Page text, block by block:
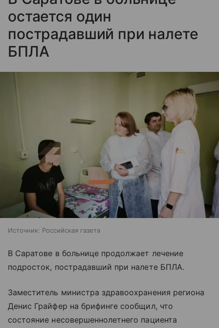
остается один
пострадавший при налете
БПЛА
Источник: Российская газета
В Саратове в больнице продолжает лечение
подросток, пострадавший при налете БПЛА.
Заместитель министра здравоохранения региона
Денис Грайфер на брифинге сообщил, что
состояние несовершеннолетнего пациента